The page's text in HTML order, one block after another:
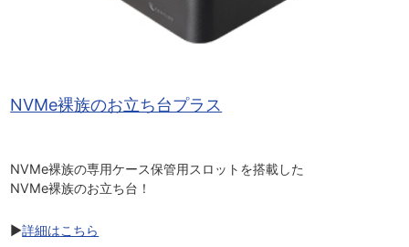
NVMe裸族のお立ち台プラス
NVMe裸族の専用ケース保管用スロットを搭載した
NVMe裸族のお立ち台！
▶詳細はこちら